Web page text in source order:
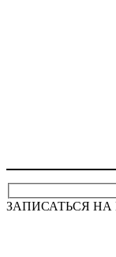
ЗАПИСАТЬСЯ НА